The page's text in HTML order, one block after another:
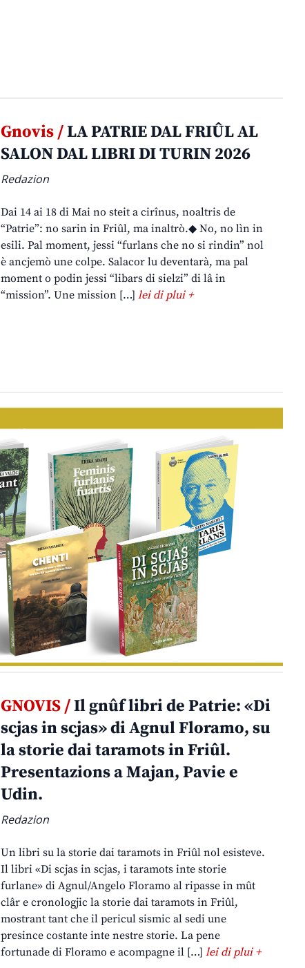
Gnovis /LA PATRIE DAL FRIÛL AL
SALON DAL LIBRI DI TURIN 2026
Redazion
Dai 14 ai 18 di Mai no steit a cirînus, noaltris de
“Patrie”: no sarin in Friûl, ma inaltrò.◆ No, no lìn in
esili. Pal moment, jessi “furlans che no si rindin” nol
è ancjemò une colpe. Salacor lu deventarà, ma pal
moment o podin jessi “libars di sielzi” di lâ in
“mission”. Une mission […]lei di plui +
GNOVIS /Il gnûf libri de Patrie: «Di
scjas in scjas» di Agnul Floramo, su
la storie dai taramots in Friûl.
Presentazions a Majan, Pavie e
Udin.
Redazion
Un libri su la storie dai taramots in Friûl nol esisteve.
Il libri «Di scjas in scjas, i taramots inte storie
furlane» di Agnul/Angelo Floramo al ripasse in mût
clâr e cronologjic la storie dai taramots in Friûl,
mostrant tant che il pericul sismic al sedi une
presince costante inte nestre storie. La pene
fortunade di Floramo e acompagne il […]lei di plui +